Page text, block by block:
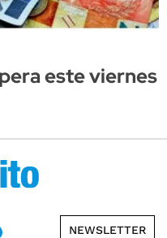
este viernes
NEWSLETTER